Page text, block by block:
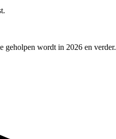
geholpen wordt in 2026 en verder.